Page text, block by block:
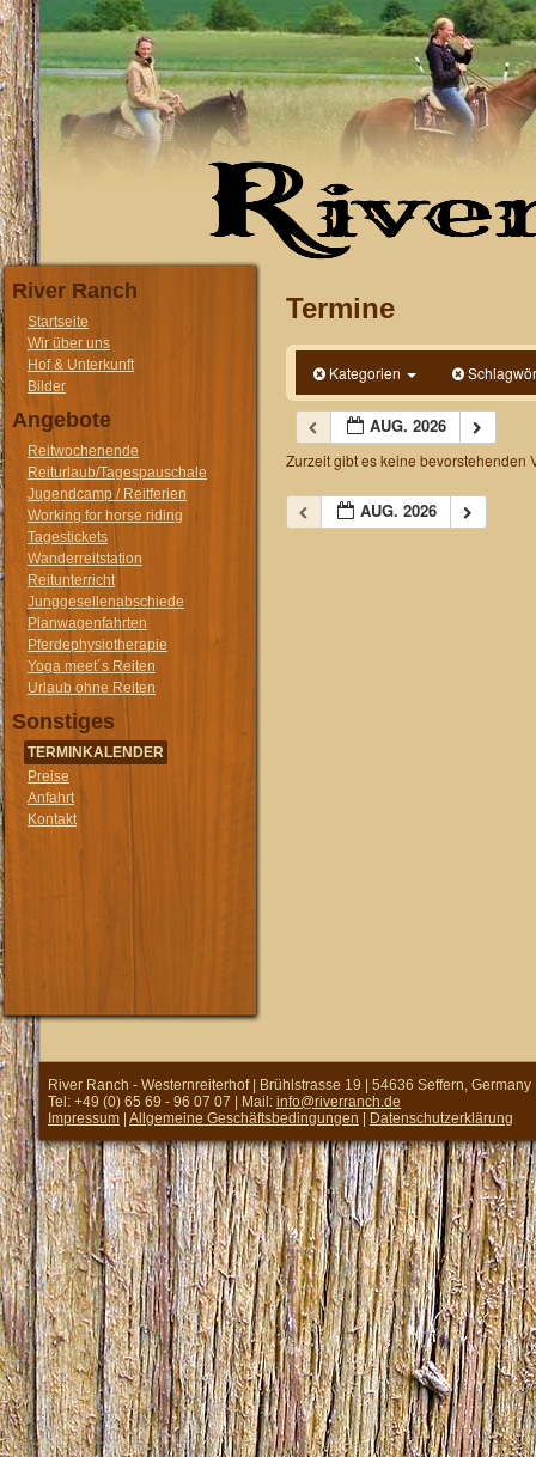
River Ranch
Startseite
Wir über uns
Hof & Unterkunft
Bilder
Angebote
Reitwochenende
Reiturlaub/Tagespauschale
Jugendcamp / Reitferien
Working for horse riding
Tagestickets
Wanderreitstation
Reitunterricht
Junggesellenabschiede
Planwagenfahrten
Pferdephysiotherapie
Yoga meet´s Reiten
Urlaub ohne Reiten
Sonstiges
TERMINKALENDER
Preise
Anfahrt
Kontakt
Termine
Kategorien
AUG. 2026
Zurzeit gibt es keine bevorstehenden
AUG. 2026
River Ranch - Westernreiterhof | Brühlstrasse 19 | 54636 Seffern, Germany
Tel: +49 (0) 65 69 - 96 07 07 | Mail: info@riverranch.de
Impressum Allgemeine Geschäftsbedingungen Datenschutzerklärung